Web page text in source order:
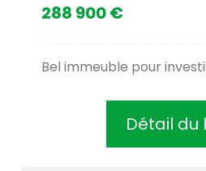
288 900 €
Bel immeuble pour
Détail du